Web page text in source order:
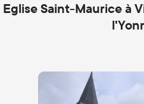
Eglise Saint-Maurice à